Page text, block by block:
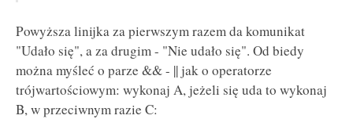
Powyższa linijka za pierwszym razem da komunikat
"Udało się", a za drugim - "Nie udało się". Od biedy
można myśleć o parze && - || jak o operatorze
trójwartościowym: wykonaj A, jeżeli się uda to wykonaj
B, w przeciwnym razie C: